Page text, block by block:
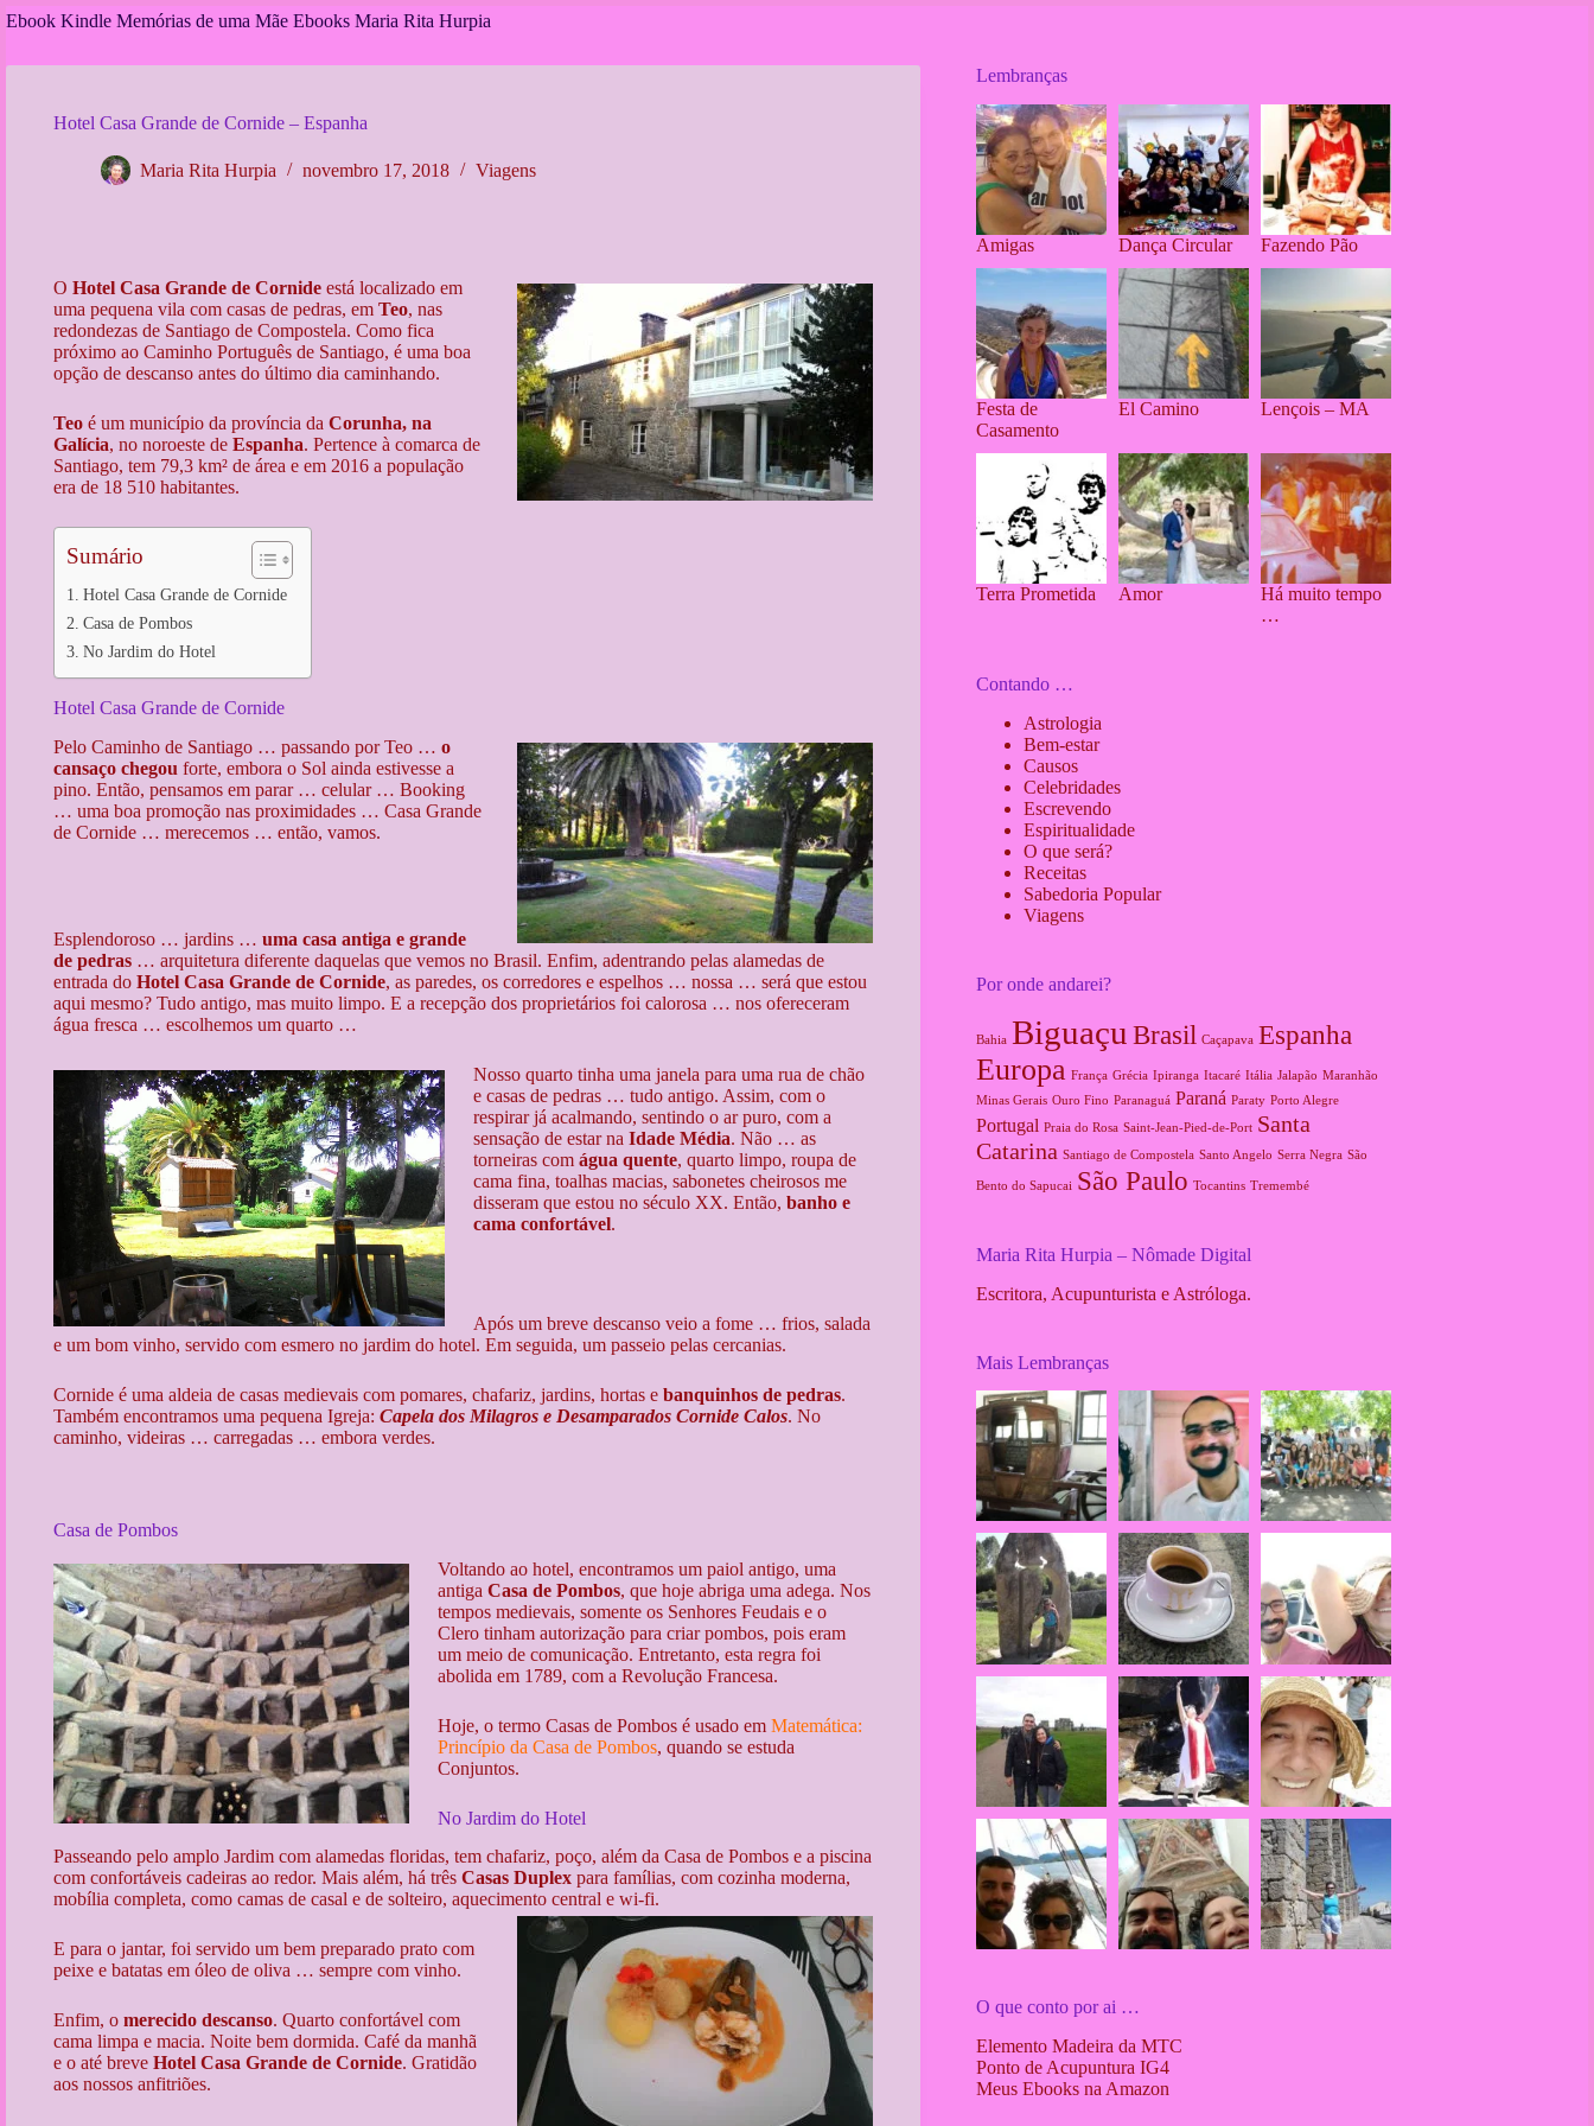
Pular
Ebook Kindle Memórias de uma Mãe Ebooks Maria Rita Hurpia
Hotel Casa Grande de Cornide – Espanha
Maria Rita Hurpia novembro 17, 2018 Viagens
O Hotel Casa Grande de Cornide está localizado em
uma pequena vila com casas de pedras, em Teo, nas
redondezas de Santiago de Compostela. Como fica
próximo ao Caminho Português de Santiago, é uma boa
opção de descanso antes do último dia caminhando.
Teo é um município da província da Corunha, na
Galícia, no noroeste de Espanha. Pertence à comarca de
Santiago, tem 79,3 km² de área e em 2016 a população
era de 18 510 habitantes.
Sumário
Hotel Casa Grande de Cornide
Casa de Pombos
No Jardim do Hotel
Hotel Casa Grande de Cornide
Pelo Caminho de Santiago … passando por Teo … o
cansaço chegou forte, embora o Sol ainda estivesse a
pino. Então, pensamos em parar … celular … Booking
… uma boa promoção nas proximidades … Casa Grande
de Cornide … merecemos … então, vamos.
Esplendoroso … jardins … uma casa antiga e grande
de pedras … arquitetura diferente daquelas que vemos no Brasil. Enfim, adentrando pelas alamedas de
entrada do Hotel Casa Grande de Cornide, as paredes, os corredores e espelhos … nossa … será que estou
aqui mesmo? Tudo antigo, mas muito limpo. E a recepção dos proprietários foi calorosa … nos ofereceram
água fresca … escolhemos um quarto …
Nosso quarto tinha uma janela para uma rua de chão
e casas de pedras … tudo antigo. Assim, com o
respirar já acalmando, sentindo o ar puro, com a
sensação de estar na Idade Média. Não … as
torneiras com água quente, quarto limpo, roupa de
cama fina, toalhas macias, sabonetes cheirosos me
disseram que estou no século XX. Então, banho e
cama confortável.
Após um breve descanso veio a fome … frios, salada
e um bom vinho, servido com esmero no jardim do hotel. Em seguida, um passeio pelas cercanias.
Cornide é uma aldeia de casas medievais com pomares, chafariz, jardins, hortas e banquinhos de pedras.
Também encontramos uma pequena Igreja: Capela dos Milagros e Desamparados Cornide Calos. No
caminho, videiras … carregadas … embora verdes.
Casa de Pombos
Voltando ao hotel, encontramos um paiol antigo, uma
antiga Casa de Pombos, que hoje abriga uma adega. Nos
tempos medievais, somente os Senhores Feudais e o
Clero tinham autorização para criar pombos, pois eram
um meio de comunicação. Entretanto, esta regra foi
abolida em 1789, com a Revolução Francesa.
Hoje, o termo Casas de Pombos é usado em Matemática:
Princípio da Casa de Pombos, quando se estuda
Conjuntos.
No Jardim do Hotel
Passeando pelo amplo Jardim com alamedas floridas, tem chafariz, poço, além da Casa de Pombos e a piscina
com confortáveis cadeiras ao redor. Mais além, há três Casas Duplex para famílias, com cozinha moderna,
mobília completa, como camas de casal e de solteiro, aquecimento central e wi-fi.
E para o jantar, foi servido um bem preparado prato com
peixe e batatas em óleo de oliva … sempre com vinho.
Enfim, o merecido descanso. Quarto confortável com
cama limpa e macia. Noite bem dormida. Café da manhã
e o até breve Hotel Casa Grande de Cornide. Gratidão
aos nossos anfitriões.
Lembranças
Amigas Dança Circular Fazendo Pão
Festa de
Casamento
El Camino Lençois – MA
Terra Prometida Amor
Há muito tempo
…
Contando …
Astrologia
Bem-estar
Causos
Celebridades
Escrevendo
Espiritualidade
O que será?
Receitas
Sabedoria Popular
Viagens
Por onde andarei?
Bahia Biguaçu Brasil Caçapava Espanha
Europa França Grécia Ipiranga Itacaré Itália Jalapão Maranhão
Minas Gerais Ouro Fino Paranaguá Paraná Paraty Porto Alegre
Portugal Praia do Rosa Saint-Jean-Pied-de-Port Santa
Catarina Santiago de Compostela Santo Angelo Serra Negra São
Bento do Sapucai São Paulo Tocantins Tremembé
Maria Rita Hurpia – Nômade Digital
Escritora, Acupunturista e Astróloga.
Mais Lembranças
O que conto por ai …
Elemento Madeira da MTC
Ponto de Acupuntura IG4
Meus Ebooks na Amazon